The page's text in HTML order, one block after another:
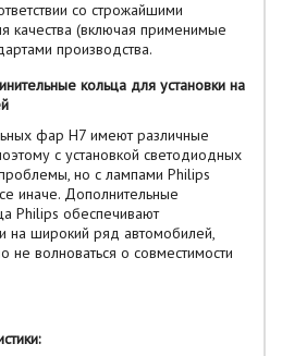
со строжайшими
качества (включая применимые
производства.
кольца для установки на
фар H7 имеют различные
с установкой светодиодных
но с лампами Philips
иначе. Дополнительные
Philips обеспечивают
на широкий ряд автомобилей,
волноваться о совместимости